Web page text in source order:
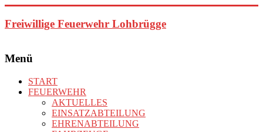
Inhalt
springen
Freiwillige Feuerwehr Lohbrügge
Menü
START
FEUERWEHR
AKTUELLES
EINSATZABTEILUNG
EHRENABTEILUNG